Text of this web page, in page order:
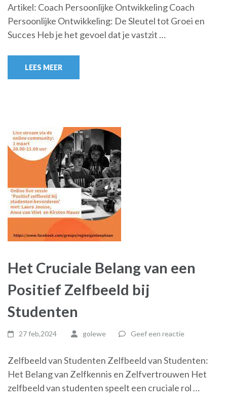
Artikel: Coach Persoonlijke Ontwikkeling Coach
Persoonlijke Ontwikkeling: De Sleutel tot Groei en
Succes Heb je het gevoel dat je vastzit …
LEES MEER
Het Cruciale Belang van een
Positief Zelfbeeld bij
Studenten
27 feb,2024 golewe Geef een reactie
Zelfbeeld van Studenten Zelfbeeld van Studenten:
Het Belang van Zelfkennis en Zelfvertrouwen Het
zelfbeeld van studenten speelt een cruciale rol …